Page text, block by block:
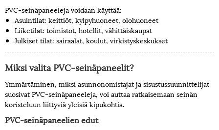
PVC-seinäpaneeleja voidaan käyttää:
Asuintilat: keittiöt, kylpyhuoneet, olohuoneet
Liiketilat: toimistot, hotellit, vähittäiskaupat
Julkiset tilat: sairaalat, koulut, virkistyskeskukset
Miksi valita PVC-seinäpaneelit?
Ymmärtäminen, miksi asunnonomistajat ja sisustussuunnittelijat
suosivat PVC-seinäpaneeleja, voi auttaa ratkaisemaan seinän
koristeluun liittyviä yleisiä kipukohtia.
PVC-seinäpaneelien edut